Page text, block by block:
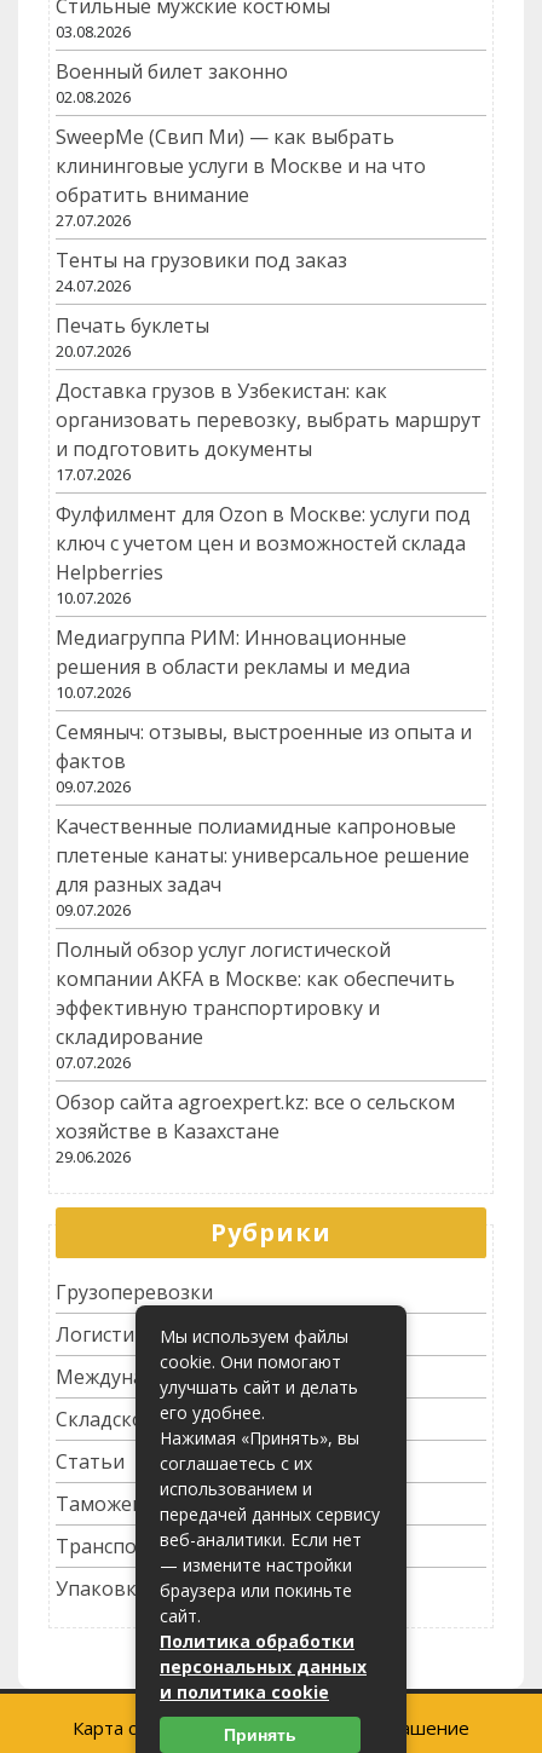
Стильные мужские костюмы
03.08.2026
Военный билет законно
02.08.2026
SweepMe (Свип Ми) — как выбрать
клининговые услуги в Москве и на что
обратить внимание
27.07.2026
Тенты на грузовики под заказ
24.07.2026
Печать буклеты
20.07.2026
Доставка грузов в Узбекистан: как
организовать перевозку, выбрать маршрут
и подготовить документы
17.07.2026
Фулфилмент для Ozon в Москве: услуги под
ключ с учетом цен и возможностей склада
Helpberries
10.07.2026
Медиагруппа РИМ: Инновационные
решения в области рекламы и медиа
10.07.2026
Семяныч: отзывы, выстроенные из опыта и
фактов
09.07.2026
Качественные полиамидные капроновые
плетеные канаты: универсальное решение
для разных задач
09.07.2026
Полный обзор услуг логистической
компании AKFA в Москве: как обеспечить
эффективную транспортировку и
складирование
07.07.2026
Обзор сайта agroexpert.kz: все о сельском
хозяйстве в Казахстане
29.06.2026
Рубрики
Грузоперевозки
Логистика
Международные перевозки
Складское хозяйство
Статьи
Таможенное оформление
Транспортные услуги
Упаковка грузов
Карта сайта
Пользовательское соглашение
Мы используем файлы
cookie. Они помогают
улучшать сайт и делать
его удобнее.
Нажимая «Принять», вы
соглашаетесь с их
использованием и
передачей данных сервису
веб-аналитики. Если нет
— измените настройки
браузера или покиньте
сайт.
Политика обработки
персональных данных
и политика cookie
Принять